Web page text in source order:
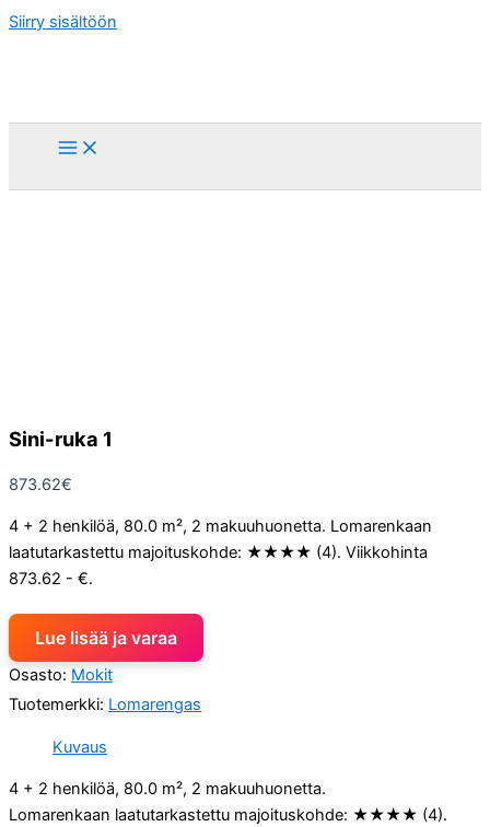
Siirry sisältöön
Sini-ruka 1
873.62€
4 + 2 henkilöä, 80.0 m², 2 makuuhuonetta. Lomarenkaan
laatutarkastettu majoituskohde: ★★★★ (4). Viikkohinta
873.62 - €.
Lue lisää ja varaa
Osasto: Mokit
Tuotemerkki: Lomarengas
Kuvaus
4 + 2 henkilöä, 80.0 m², 2 makuuhuonetta.
Lomarenkaan laatutarkastettu majoituskohde: ★★★★ (4).